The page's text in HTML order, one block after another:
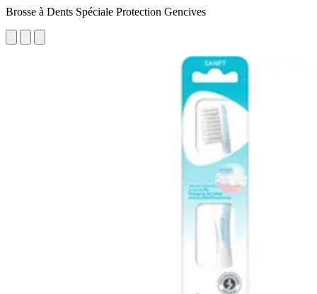
Brosse à Dents Spéciale Protection Gencives